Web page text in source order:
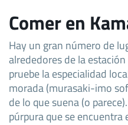
Comer en
Hay un gran número de
alrededores de la
pruebe la especialidad
morada (murasaki-imo
de lo que suena (o
púrpura que se encuentra